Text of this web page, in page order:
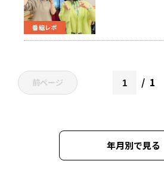
番組レポ
前ページ 1
年月別で見る